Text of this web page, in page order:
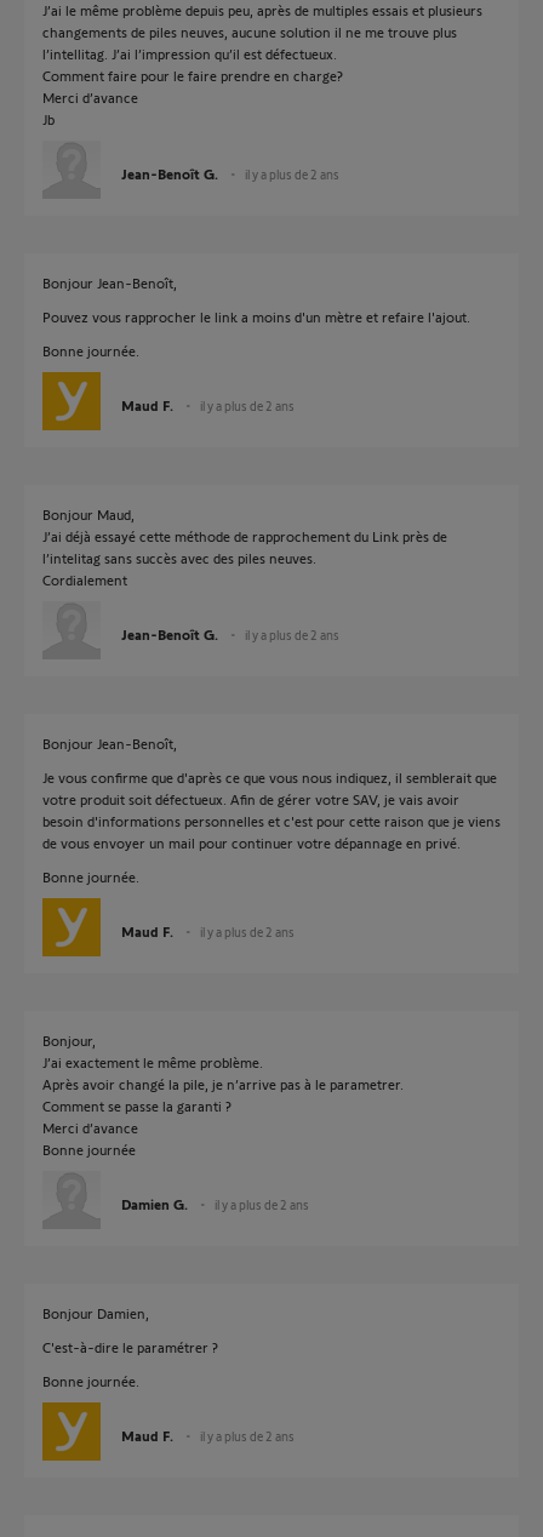
J’ai le même problème depuis peu, après de multiples essais et plusieurs
changements de piles neuves, aucune solution il ne me trouve plus
l’intellitag. J’ai l’impression qu’il est défectueux.
Comment faire pour le faire prendre en charge?
Merci d’avance
Jb
Jean-Benoît G. il y a plus de 2 ans
Bonjour Jean-Benoît,
Pouvez vous rapprocher le link a moins d'un mètre et refaire l'ajout.
Bonne journée.
Maud F. il y a plus de 2 ans
Bonjour Maud,
J’ai déjà essayé cette méthode de rapprochement du Link près de
l’intelitag sans succès avec des piles neuves.
Cordialement
Jean-Benoît G. il y a plus de 2 ans
Bonjour Jean-Benoît,
Je vous confirme que d'après ce que vous nous indiquez, il semblerait que
votre produit soit défectueux. Afin de gérer votre SAV, je vais avoir
besoin d'informations personnelles et c'est pour cette raison que je viens
de vous envoyer un mail pour continuer votre dépannage en privé.
Bonne journée.
Maud F. il y a plus de 2 ans
Bonjour,
J’ai exactement le même problème.
Après avoir changé la pile, je n’arrive pas à le parametrer.
Comment se passe la garanti ?
Merci d’avance
Bonne journée
Damien G. il y a plus de 2 ans
Bonjour Damien,
C'est-à-dire le paramétrer ?
Bonne journée.
Maud F. il y a plus de 2 ans